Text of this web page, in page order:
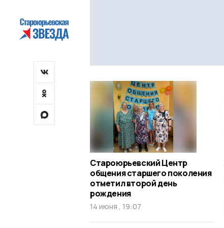
Староюрьевский Центр
общения старшего поколения
отметил второй день
рождения
14 июня , 19:07